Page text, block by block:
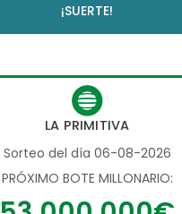
¡SUERTE!
LA PRIMITIVA
Sorteo del día 06-08-2026
PRÓXIMO BOTE MILLONARIO: